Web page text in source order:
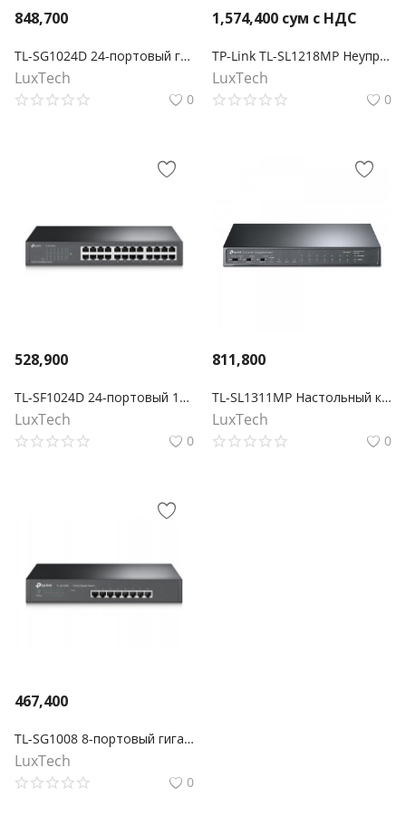
848,700
TL-SG1024D 24-портовый гигабитный настольный/монтируемый в стойку коммутатор
LuxTech
0
1,574,400 сум с НДС
TP-Link TL-SL1218MP Неуправляемый коммутатор PoE+ на 16 портов 10/100 Мбит/с и 2 гигабитных порта
LuxTech
0
528,900
TL-SF1024D 24-портовый 10/100 Мбит/с настольный/монтируемый в стойку коммутатор
LuxTech
0
811,800
TL-SL1311MP Настольный коммутатор на 8 PoE+ портов 10/100 Мбит/с и 3 гигабитных порта
LuxTech
0
467,400
TL-SG1008 8-портовый гигабитный настольный/монтируемый в стойку коммутатор
LuxTech
0